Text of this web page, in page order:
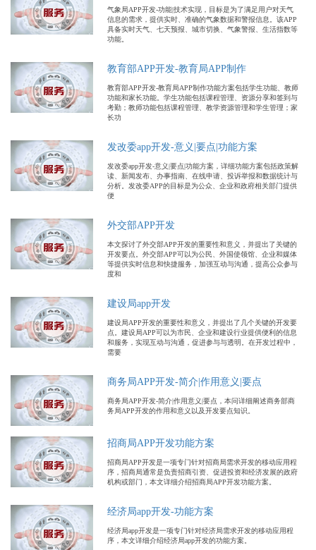
气象局APP开发-功能|技术实现，目标是为了满足用户对天气
信息的需求，提供实时、准确的气象数据和警报信息。该APP
具备实时天气、七天预报、城市切换、气象警报、生活指数等
功能。
教育部APP开发-教育局APP制作
教育部APP开发-教育局APP制作功能方案包括学生功能、教师
功能和家长功能。学生功能包括课程管理、资源分享和签到与
考勤；教师功能包括课程管理、教学资源管理和学生管理；家
长功
发改委app开发-意义|要点|功能方案
发改委app开发-意义|要点|功能方案，详细功能方案包括政策解
读、新闻发布、办事指南、在线申请、投诉举报和数据统计与
分析。发改委APP的目标是为公众、企业和政府相关部门提供
便
外交部APP开发
本文探讨了外交部APP开发的重要性和意义，并提出了关键的
开发要点。外交部APP可以为公民、外国使领馆、企业和媒体
等提供实时信息和快捷服务，加强互动与沟通，提高公众参与
度和
建设局app开发
建设局APP开发的重要性和意义，并提出了几个关键的开发要
点。建设局APP可以为市民、企业和建设行业提供便利的信息
和服务，实现互动与沟通，促进参与与透明。在开发过程中，
需要
商务局APP开发-简介|作用意义|要点
商务局APP开发-简介|作用意义|要点，本问详细阐述商务部商
务局APP开发的作用和意义以及开发要点知识。
招商局APP开发功能方案
招商局APP开发是一项专门针对招商局需求开发的移动应用程
序，招商局通常是负责招商引资、促进投资和经济发展的政府
机构或部门，本文详细介绍招商局APP开发功能方案。
经济局app开发-功能方案
经济局app开发是一项专门针对经济局需求开发的移动应用程
序，本文详细介绍经济局app开发的功能方案。